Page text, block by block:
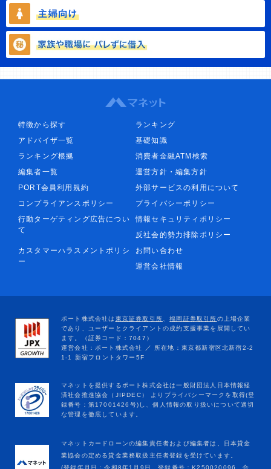
特徴から探す
ランキング
アドバイザ一覧
基礎知識
ランキング根拠
消費者金融ATM検索
編集者一覧
運営方針・編集方針
PORT会員利用規約
外部サービスの利用について
コンプライアンスポリシー
プライバシーポリシー
行動ターゲティング広告につい
て
情報セキュリティポリシー
反社会的勢力排除ポリシー
カスタマーハラスメントポリシ
ー
お問い合わせ
運営会社情報
マネットカードローンの編集責任者および編集者は、日本貸金
業協会の定める貸金業務取扱主任者登録を受けています。
(登録年月日：令和8年1月9日、登録番号：K250020096、合